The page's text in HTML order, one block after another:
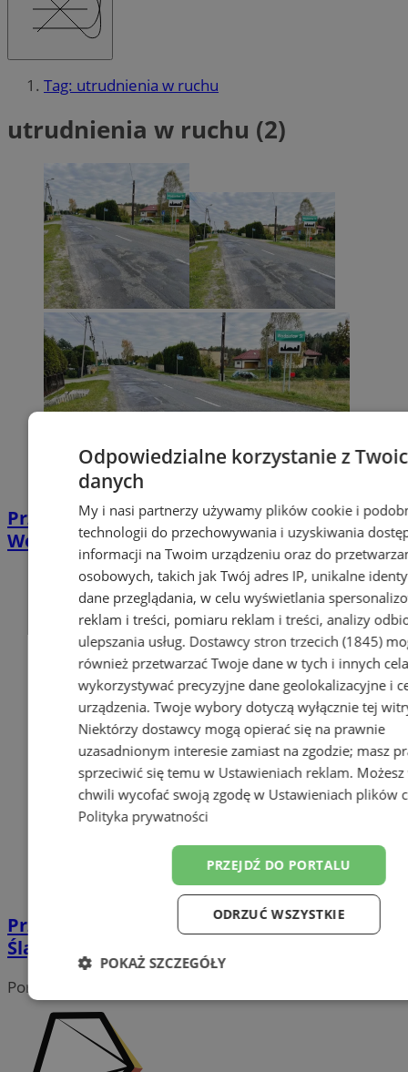
Tag: utrudnienia w ruchu
utrudnienia w ruchu (2)
Przebudowa ul. Mszańskiej i Turskiej w
Wodzisławiu Śląskim za 10,5 mln zł
Przebudowa ul. Wiejskiej w Wodzisławiu
Śląskim. Zmiany w organizacji ruchu
Portal należy do sieci
Odpowiedzialne korzystanie z
danych
My i nasi partnerzy używamy plików cookie i
technologii do przechowywania i uzyskiwania
informacji na Twoim urządzeniu oraz do
osobowych, takich jak Twój adres IP, unikalne
dane przeglądania, w celu wyświetlania
reklam i treści, pomiaru reklam i treści, analizy
ulepszania usług. Dostawcy stron trzecich (1845)
również przetwarzać Twoje dane w tych i innych
wykorzystywać precyzyjne dane geolokalizacyjne i
urządzenia. Twoje wybory dotyczą wyłącznie tej
Niektórzy dostawcy mogą opierać się na prawnie
uzasadnionym interesie zamiast na zgodzie; masz
sprzeciwić się temu w Ustawieniach reklam.
chwili wycofać swoją zgodę w Ustawieniach plików
Polityka prywatności
PRZEJDŹ DO PORTALU
ODRZUĆ WSZYSTKIE
POKAŻ SZCZEGÓŁY
Niezbędne Wydajność